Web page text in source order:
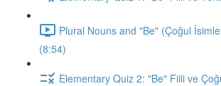
Plural Nouns and "Be" (Çoğul
(8:54)
Elementary Quiz 2: "Be" Fiili ve